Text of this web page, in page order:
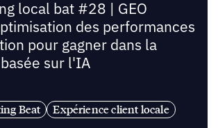
local bat #28 | GEO
des performances
pour gagner dans la
sur l'IA
Beat Expérience client locale